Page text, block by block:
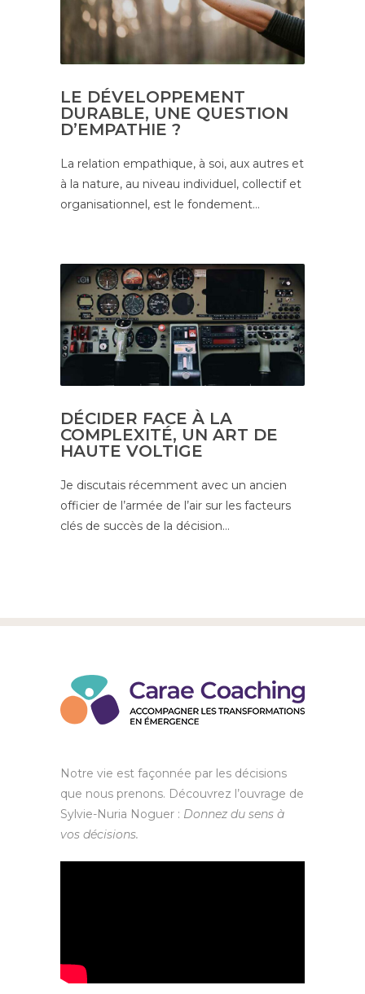
LE DÉVELOPPEMENT
DURABLE, UNE QUESTION
D’EMPATHIE ?
La relation empathique, à soi, aux autres et
à la nature, au niveau individuel, collectif et
organisationnel, est le fondement…
DÉCIDER FACE À LA
COMPLEXITÉ, UN ART DE
HAUTE VOLTIGE
Je discutais récemment avec un ancien
officier de l’armée de l’air sur les facteurs
clés de succès de la décision…
Notre vie est façonnée par les décisions
que nous prenons. Découvrez l’ouvrage de
Sylvie-Nuria Noguer : Donnez du sens à
vos décisions.